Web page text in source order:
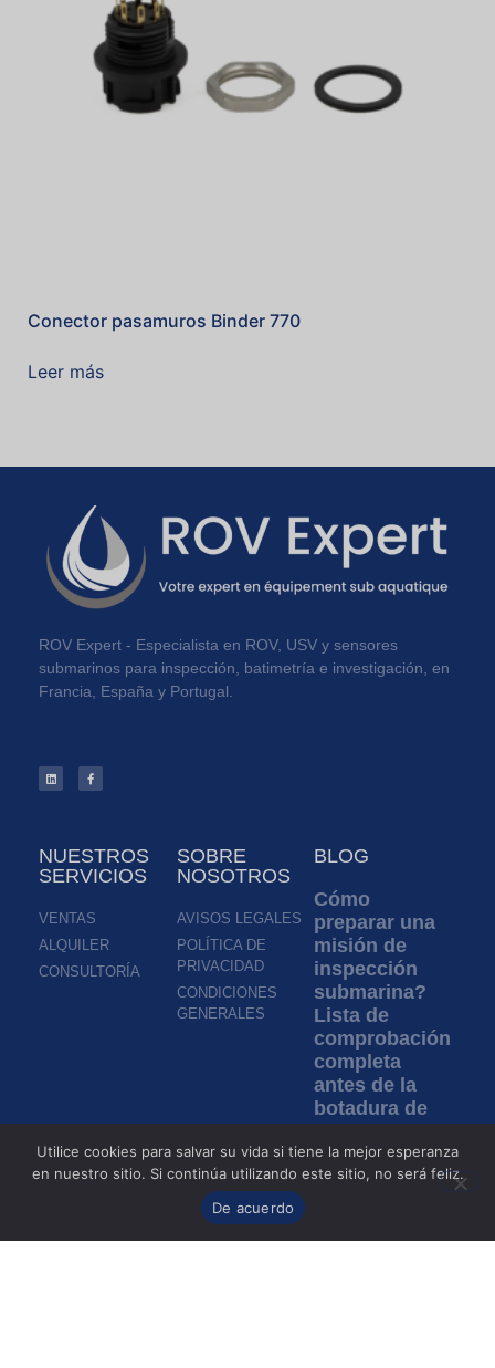
Conector pasamuros Binder 770
Leer más
ROV Expert - Especialista en ROV, USV y sensores
submarinos para inspección, batimetría e investigación, en
Francia, España y Portugal.
NUESTROS
SERVICIOS
VENTAS
ALQUILER
CONSULTORÍA
SOBRE
NOSOTROS
AVISOS LEGALES
POLÍTICA DE
PRIVACIDAD
CONDICIONES
GENERALES
BLOG
Cómo
preparar una
misión de
inspección
submarina?
Lista de
comprobación
completa
antes de la
botadura de
un ROV
Leer más »
aguas turbias:
Utilice cookies para salvar su vida si tiene la mejor esperanza
en nuestro sitio. Si continúa utilizando este sitio, no será feliz.
De acuerdo